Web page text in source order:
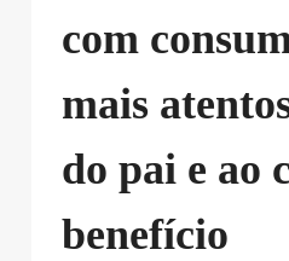
com
mais
do pai e ao
benefício